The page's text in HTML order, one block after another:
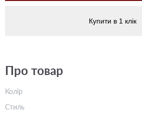
Купити в 1 клік
Про товар
Колір
Стиль